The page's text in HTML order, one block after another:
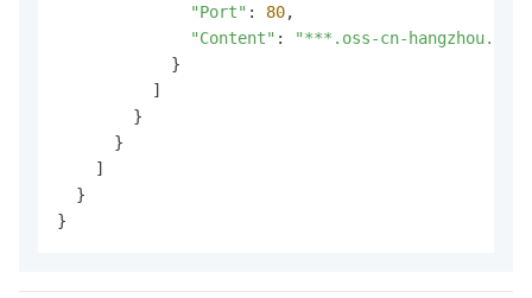
"Port" : 80,
"Content" :
"***.oss-cn-
            }
          ]
        }
      }
    ]
  }
}